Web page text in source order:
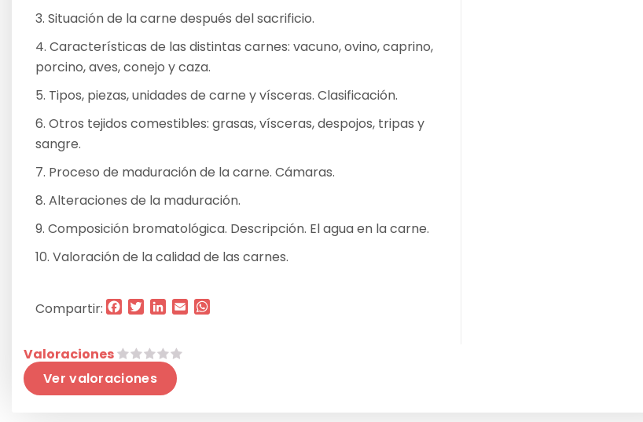
3. Situación de la carne después del sacrificio.
4. Características de las distintas carnes: vacuno, ovino, caprino,
porcino, aves, conejo y caza.
5. Tipos, piezas, unidades de carne y vísceras. Clasificación.
6. Otros tejidos comestibles: grasas, vísceras, despojos, tripas y
sangre.
7. Proceso de maduración de la carne. Cámaras.
8. Alteraciones de la maduración.
9. Composición bromatológica. Descripción. El agua en la carne.
10. Valoración de la calidad de las carnes.
Compartir: Facebook
TwitterLinkedIn
Email
Valoraciones
Ver valoraciones